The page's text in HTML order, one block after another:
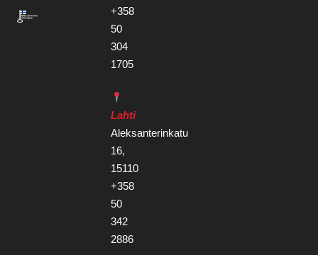
+358
50
304
1705
Lahti
Aleksanterinkatu
16,
15110
+358
50
342
2886